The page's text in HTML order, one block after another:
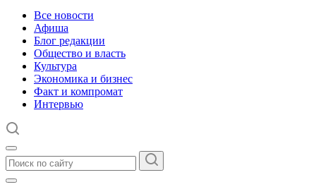
Все новости
Афиша
Блог редакции
Общество и власть
Культура
Экономика и бизнес
Факт и компромат
Интервью